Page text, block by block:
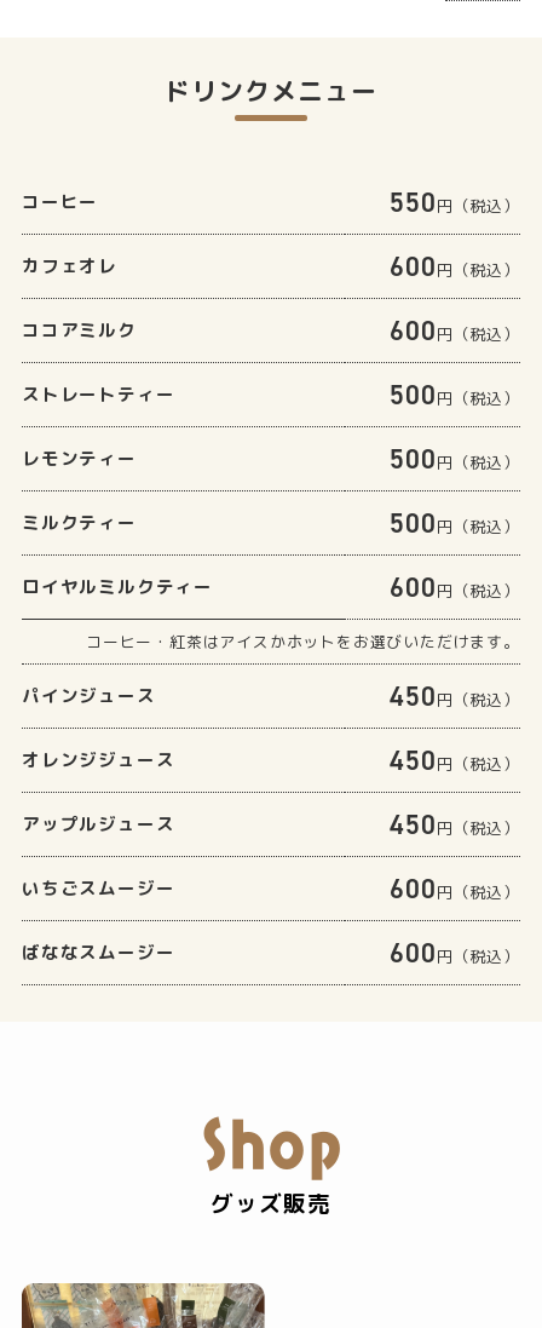
ドリンクメニュー
コーヒー 550円（税込）
カフェオレ 600円（税込）
ココアミルク 600円（税込）
ストレートティー 500円（税込）
レモンティー 500円（税込）
ミルクティー 500円（税込）
ロイヤルミルクティー 600円（税込）
コーヒー・紅茶はアイスかホットをお選びいただけます。
パインジュース 450円（税込）
オレンジジュース 450円（税込）
アップルジュース 450円（税込）
いちごスムージー 600円（税込）
ばななスムージー 600円（税込）
Shop
グッズ販売